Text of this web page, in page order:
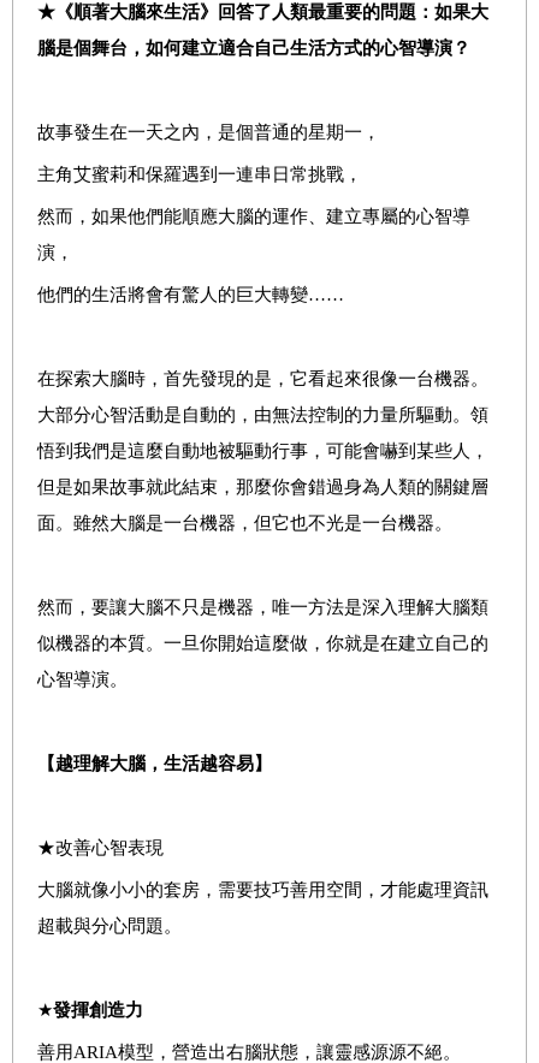
★《順著大腦來生活》回答了人類最重要的問題：如果大
腦是個舞台，如何建立適合自己生活方式的心智導演？
故事發生在一天之內，是個普通的星期一，
主角艾蜜莉和保羅遇到一連串日常挑戰，
然而，如果他們能順應大腦的運作、建立專屬的心智導
演，
他們的生活將會有驚人的巨大轉變……
在探索大腦時，首先發現的是，它看起來很像一台機器。
大部分心智活動是自動的，由無法控制的力量所驅動。領
悟到我們是這麼自動地被驅動行事，可能會嚇到某些人，
但是如果故事就此結束，那麼你會錯過身為人類的關鍵層
面。雖然大腦是一台機器，但它也不光是一台機器。
然而，要讓大腦不只是機器，唯一方法是深入理解大腦類
似機器的本質。一旦你開始這麼做，你就是在建立自己的
心智導演。
【越理解大腦，生活越容易】
★改善心智表現
大腦就像小小的套房，需要技巧善用空間，才能處理資訊
超載與分心問題。
★發揮創造力
善用ARIA模型，營造出右腦狀態，讓靈感源源不絕。